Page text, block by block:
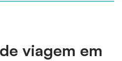
viagem em